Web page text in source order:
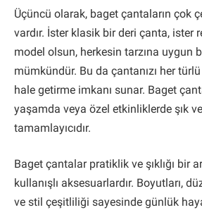
Üçüncü olarak, baget çantaların çok
vardır. İster klasik bir deri çanta, ister
model olsun, herkesin tarzına uygun
mümkündür. Bu da çantanızı her
hale getirme imkanı sunar. Baget
yaşamda veya özel etkinliklerde şık
tamamlayıcıdır.
Baget çantalar pratiklik ve şıklığı bir
kullanışlı aksesuarlardır. Boyutları,
ve stil çeşitliliği sayesinde günlük